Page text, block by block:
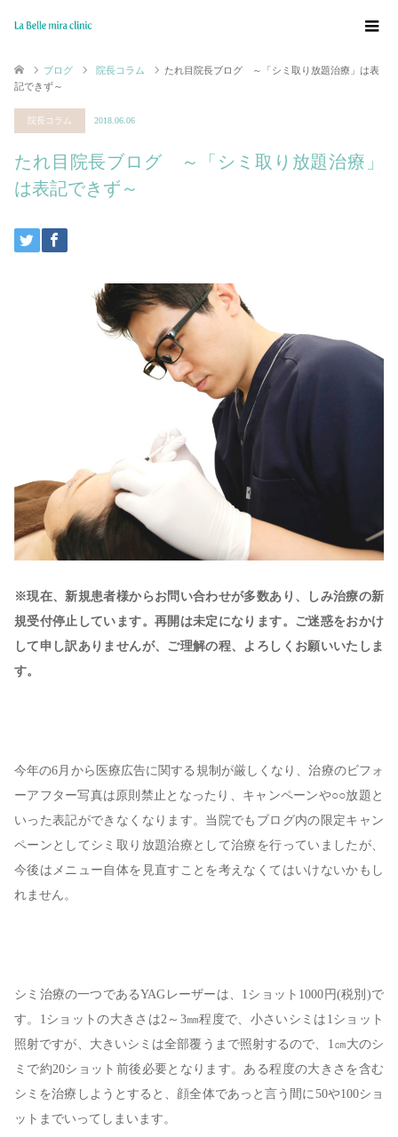
ブログ 院長コラム
たれ目院長ブログ ～「シミ取り放題治療」は表
記できず～
院長コラム 2018.06.06
たれ目院長ブログ ～「シミ取り放題治療」
は表記できず～
※現在、新規患者様からお問い合わせが多数あり、しみ治療の新
規受付停止しています。再開は未定になります。ご迷惑をおかけ
して申し訳ありませんが、ご理解の程、よろしくお願いいたしま
す。
今年の6月から医療広告に関する規制が厳しくなり、治療のビフォ
ーアフター写真は原則禁止となったり、キャンペーンや○○放題と
いった表記ができなくなります。当院でもブログ内の限定キャン
ペーンとしてシミ取り放題治療として治療を行っていましたが、
今後はメニュー自体を見直すことを考えなくてはいけないかもし
れません。
シミ治療の一つであるYAGレーザーは、1ショット1000円(税別)で
す。1ショットの大きさは2～3㎜程度で、小さいシミは1ショット
照射ですが、大きいシミは全部覆うまで照射するので、1㎝大のシ
ミで約20ショット前後必要となります。ある程度の大きさを含む
シミを治療しようとすると、顔全体であっと言う間に50や100ショ
ットまでいってしまいます。